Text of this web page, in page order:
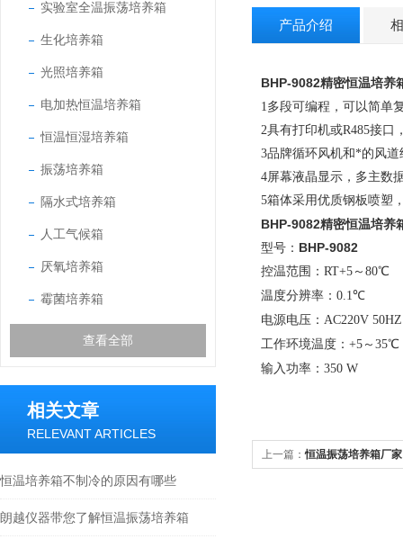
实验室全温振荡培养箱
生化培养箱
光照培养箱
电加热恒温培养箱
恒温恒湿培养箱
振荡培养箱
隔水式培养箱
人工气候箱
厌氧培养箱
霉菌培养箱
查看全部
相关文章
RELEVANT ARTICLES
恒温培养箱不制冷的原因有哪些
朗越仪器带您了解恒温振荡培养箱
产品介绍
BHP-9082精密恒温培养
1多段可编程，可以简单
2具有打印机或R485接口
3品牌循环风机和*的风
4屏幕液晶显示，多主数
5箱体采用优质钢板喷塑
BHP-9082精密恒温培养
型号： BHP-9082
控温范围： RT+5 ～ 80℃
温度分辨率： 0.1℃
电源电压： AC220V 50HZ
工作环境温度： +5 ～ 35℃
输入功率： 350 W
上一篇：恒温振荡培养箱厂家